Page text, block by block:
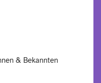
& Bekannten